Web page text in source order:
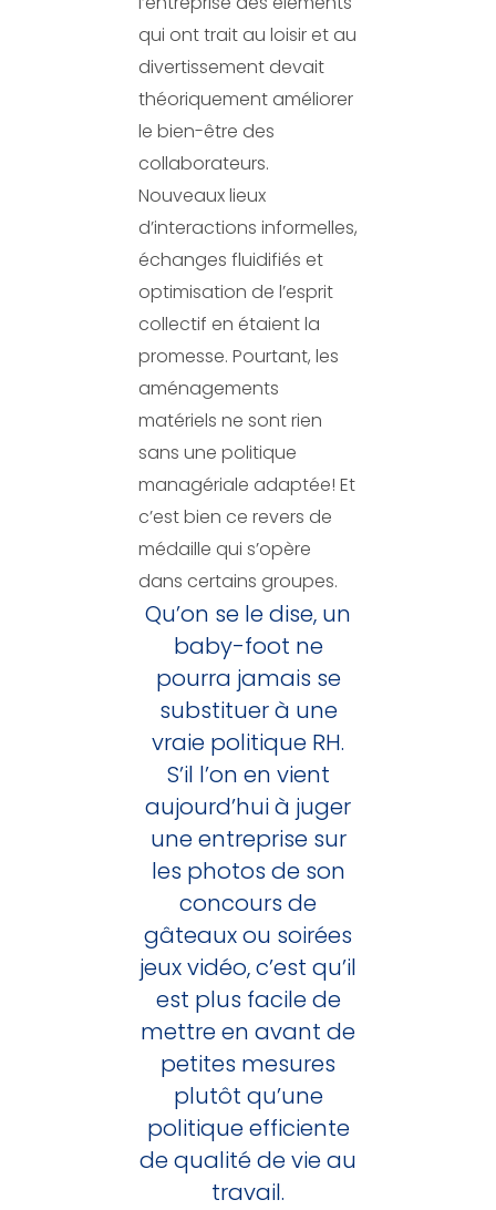
qui ont trait au loisir et au
divertissement devait
théoriquement améliorer
le bien-être des
collaborateurs.
Nouveaux lieux
d’interactions informelles,
échanges fluidifiés et
optimisation de l’esprit
collectif en étaient la
promesse. Pourtant, les
aménagements
matériels ne sont rien
sans une politique
managériale adaptée! Et
c’est bien ce revers de
médaille qui s’opère
dans certains groupes.
Qu’on se le dise, un
baby-foot ne
pourra jamais se
substituer à une
vraie politique RH.
S’il l’on en vient
aujourd’hui à juger
une entreprise sur
les photos de son
concours de
gâteaux ou soirées
jeux vidéo, c’est qu’il
est plus facile de
mettre en avant de
petites mesures
plutôt qu’une
politique efficiente
de qualité de vie au
travail.